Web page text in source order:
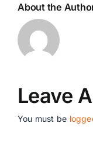
About the
Leave
You must be